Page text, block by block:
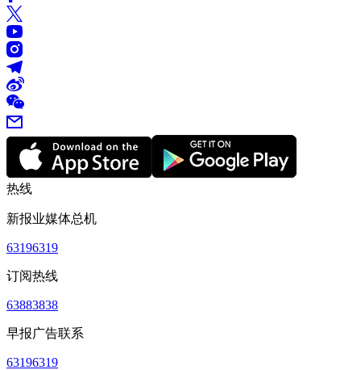
热线
新报业媒体总机
63196319
订阅热线
63883838
早报广告联系
63196319